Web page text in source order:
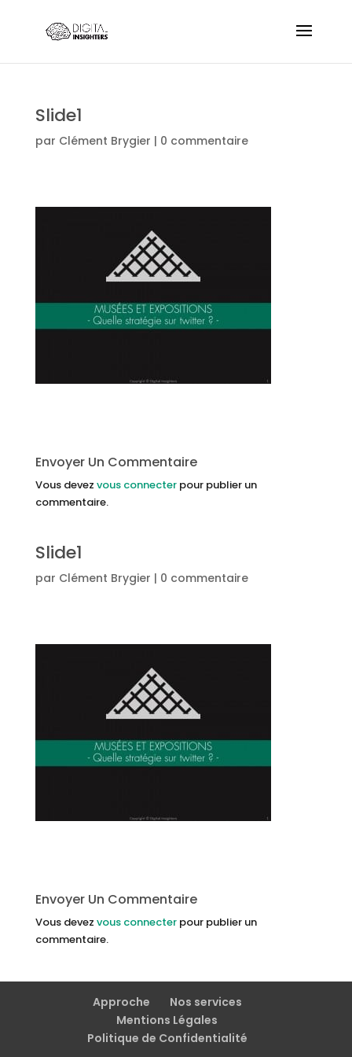
Slide1
par Clément Brygier | 0 commentaire
Envoyer Un Commentaire
Vous devez vous connecterpour publier un
commentaire.
Slide1
par Clément Brygier | 0 commentaire
Envoyer Un Commentaire
Vous devez vous connecterpour publier un
commentaire.
Approche
Nos services
Mentions Légales
Politique de Confidentialité